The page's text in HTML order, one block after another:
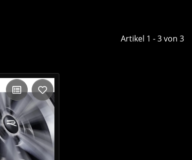
Artikel 1 - 3 von 3